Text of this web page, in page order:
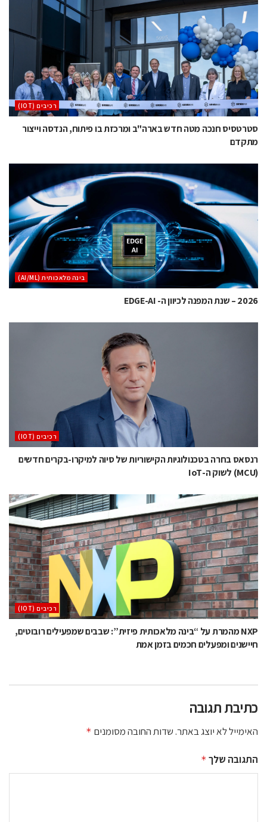
‫רכיבים‬ (IOT)
סטרטסיס חנכה מטה חדש בארה"ב ומרכזת בו פיתוח, הנדסה וייצור
מתקדם
בינה מלאכותית (AI/ML)
2026 – שנת המפנה לכיוון ה- EDGE-AI
‫רכיבים‬ (IOT)
רנסאס בחרה בטכנולוגיות הקישוריות של סיוה למיקרו-בקרים חדשים
(MCU) לשוק ה-IoT
‫רכיבים‬ (IOT)
NXP מהמרת על “בינה מלאכותית פיזית”: שבבים שמפעילים רובוטים,
חיישנים ומפעלים חכמים בזמן אמת
כתיבת תגובה
האימייל לא יוצג באתר.שדות החובה מסומנים *
התגובה שלך *